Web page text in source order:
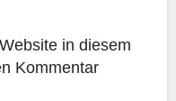
in diesem
Kommentar